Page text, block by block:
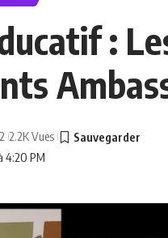
:
4:20 PM
2.2K Vues